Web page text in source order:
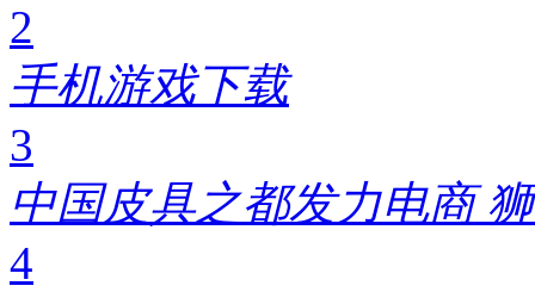
2
手机游戏下载
3
中国皮具之都发力电商
4